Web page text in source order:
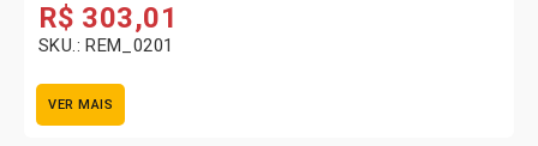
R$ 303,01
SKU.: REM_0201
VER MAIS